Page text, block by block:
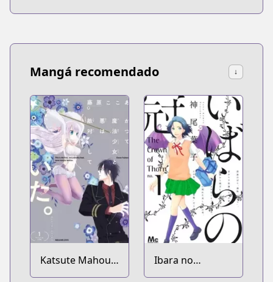
Mangá recomendado ↓
Katsute Mahou
Shoujo to Aku
Ibara no
Kanmuri